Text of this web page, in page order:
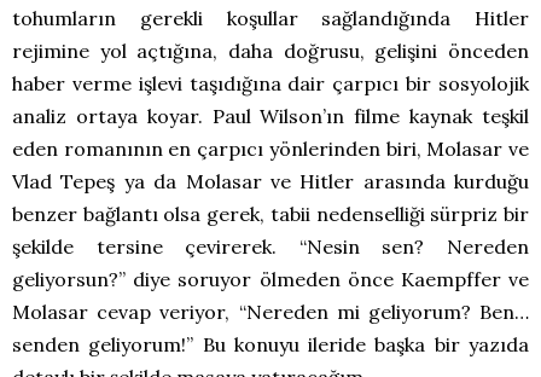
tohumların gerekli koşullar sağlandığında Hitler
rejimine yol açtığına, daha doğrusu, gelişini önceden
haber verme işlevi taşıdığına dair çarpıcı bir sosyolojik
analiz ortaya koyar. Paul Wilson’ın filme kaynak teşkil
eden romanının en çarpıcı yönlerinden biri, Molasar ve
Vlad Tepeş ya da Molasar ve Hitler arasında kurduğu
benzer bağlantı olsa gerek, tabii nedenselliği sürpriz bir
şekilde tersine çevirerek. “Nesin sen? Nereden
geliyorsun?” diye soruyor ölmeden önce Kaempffer ve
Molasar cevap veriyor, “Nereden mi geliyorum? Ben…
senden geliyorum!” Bu konuyu ileride başka bir yazıda